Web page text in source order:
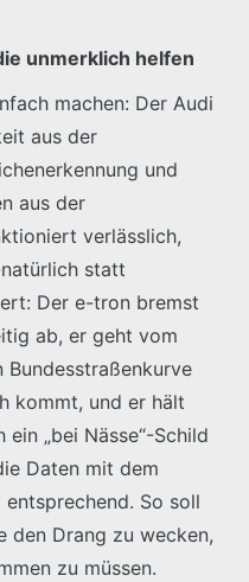
unmerklich helfen
machen: Der Audi
aus der
und
aus der
verlässlich,
statt
Der e-tron bremst
ab, er geht vom
Bundesstraßenkurve
kommt, und er hält
„bei Nässe“-Schild
Daten mit dem
So soll
den Drang zu wecken,
zu müssen.